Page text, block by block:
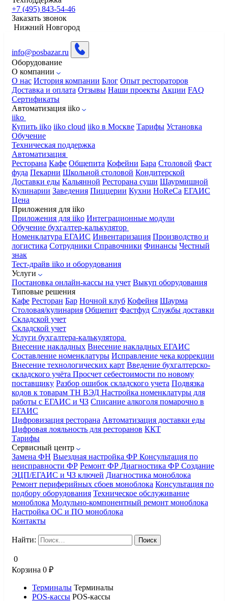
+7 (495) 843-54-46
Заказать звонок
Нижний Новгород
info@posbazar.ru
Оборудование
О компании
О нас История компании Блог Опыт рестораторов
Доставка и оплата Отзывы Наши проекты Акции FAQ
Сертификаты
Автоматизация iiko
iiko
Купить iiko iiko cloud iiko в Москве Тарифы Установка
Обучение
Техническая поддержка
Автоматизация
Ресторана Кафе Общепита Кофейни Бара Столовой Фаст
фуда Пекарни Школьной столовой Кондитерской
Доставки еды Кальянной Ресторана суши Шаурмишной
Кулинарии Заведения Пиццерии Кухни HoReCa ЕГАИС
Цена
Приложения для iiko
Приложения для iiko Интеграционные модули
Обучение бухгалтер-калькулятор
Номенклатура ЕГАИС Инвентаризация Производство и
логистика Сотрудники Справочники Финансы Честный
знак
Тест-драйв iiko и оборудования
Услуги
Постановка онлайн-кассы на учет Выкуп оборудования
Типовые решения
Кафе Ресторан Бар Ночной клуб Кофейня Шаурма
Столовая/кулинария Общепит Фастфуд Службы доставки
Складской учет
Складской учет
Услуги бухгалтера-калькулятора
Внесение накладных Внесение накладных ЕГАИС
Составление номенклатуры Исправление чека коррекции
Внесение технологических карт Введение бухгалтерско-
складского учёта Просчет себестоимости по новому
поставщику Разбор ошибок складского учета Подвязка
кодов к товарам ТН ВЭД Настройка номенклатуры для
работы с ЕГАИС и ЧЗ Списание алкоголя помарочно в
ЕГАИС
Цифровизация ресторана Автоматизация доставки еды
Цифровая лояльность для ресторанов ККТ
Тарифы
Сервисный центр
Замена ФН Выездная настройка ФР Консультация по
неисправности ФР Ремонт ФР Диагностика ФР Создание
ЭЦП/ЕГАИС и ЧЗ ключей Диагностика моноблока
Ремонт периферийных сбоев моноблока Консультация по
подбору оборудования Техническое обслуживание
моноблока Модульно-компонентный ремонт моноблока
Настройка ОС и ПО моноблока
Контакты
Найти:
0
Корзина 0 ₽
Терминалы Терминалы
POS-кассы POS-кассы